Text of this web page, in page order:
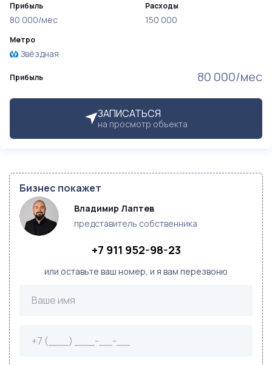
Прибыль 80 000/мес
ЗАПИСАТЬСЯ
на просмотр объекта
Прибыль
80 000/мес
Расходы
150 000
Метро
Звёздная
Бизнес покажет
Владимир Лаптев
представитель собственника
+7 911 952-98-23
или оставьте ваш номер, и я вам перезвоню